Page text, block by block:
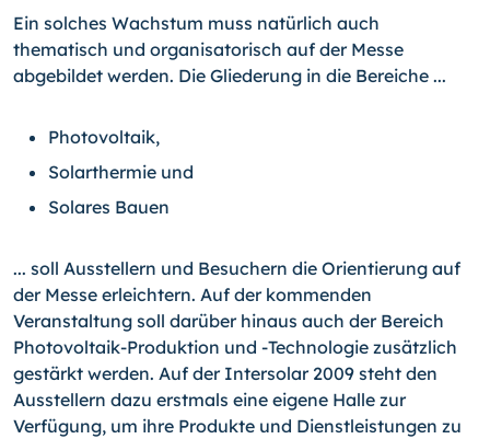
Ein solches Wachstum muss natürlich auch
thematisch und organisatorisch auf der Messe
abgebildet werden. Die Gliederung in die Bereiche ...
Photovoltaik,
Solarthermie und
Solares Bauen
... soll Ausstellern und Besuchern die Orientierung auf
der Messe erleichtern. Auf der kommenden
Veranstaltung soll darüber hinaus auch der Bereich
Photovoltaik-Produktion und -Technologie zusätzlich
gestärkt werden. Auf der Intersolar 2009 steht den
Ausstellern dazu erstmals eine eigene Halle zur
Verfügung, um ihre Produkte und Dienstleistungen zu